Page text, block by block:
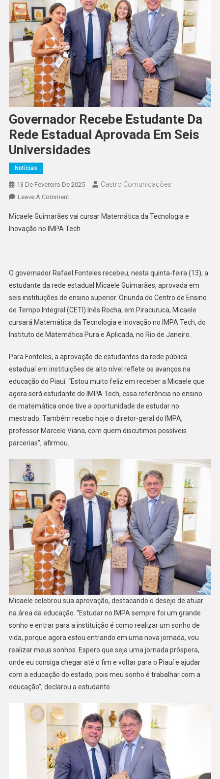
Governador Recebe Estudante Da
Rede Estadual Aprovada Em Seis
Universidades
Notícias
13 De Fevereiro De 2025 Castro Comunicações
Leave A Comment
Micaele Guimarães vai cursar Matemática da Tecnologia e
Inovação no IMPA Tech
O governador Rafael Fonteles recebeu, nesta quinta-feira (13), a
estudante da rede estadual Micaele Guimarães, aprovada em
seis instituições de ensino superior. Oriunda do Centro de Ensino
de Tempo Integral (CETI) Inês Rocha, em Piracuruca, Micaele
cursará Matemática da Tecnologia e Inovação no IMPA Tech, do
Instituto de Matemática Pura e Aplicada, no Rio de Janeiro.
Para Fonteles, a aprovação de estudantes da rede pública
estadual em instituições de alto nível reflete os avanços na
educação do Piauí. “Estou muito feliz em receber a Micaele que
agora será estudante do IMPA Tech, essa referência no ensino
de matemática onde tive a oportunidade de estudar no
mestrado. Também recebo hoje o diretor-geral do IMPA,
professor Marcelo Viana, com quem discutimos possíveis
parcerias”, afirmou.
Micaele celebrou sua aprovação, destacando o desejo de atuar
na área da educação. “Estudar no IMPA sempre foi um grande
sonho e entrar para a instituição é como realizar um sonho de
vida, porque agora estou entrando em uma nova jornada, vou
realizar meus sonhos. Espero que seja uma jornada próspera,
onde eu consiga chegar até o fim e voltar para o Piauí e ajudar
com a educação do estado, pois meu sonho é trabalhar com a
educação”, declarou a estudante.